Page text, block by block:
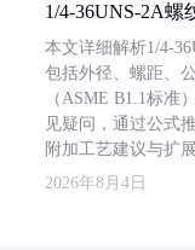
1/4-36UNS-2A螺
本文详细解析1/4-
包括外径、螺距、
（ASME B1.1标准
见疑问，通过公式
附加工艺建议与扩展
2026年8月4日